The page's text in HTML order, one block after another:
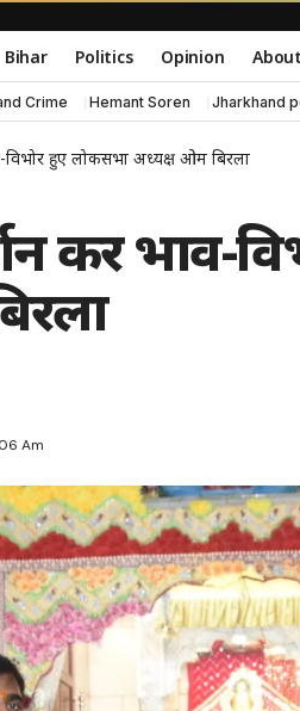
Bihar Politics Opinion
Crime Hemant Soren Jharkhand
विभोर हुए लोकसभा अध्यक्ष ओम बिरला
कर भाव-
Am